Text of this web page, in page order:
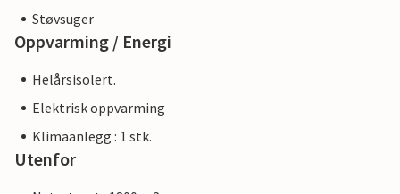
Støvsuger
Oppvarming / Energi
Helårsisolert.
Elektrisk oppvarming
Klimaanlegg : 1 stk.
Utenfor